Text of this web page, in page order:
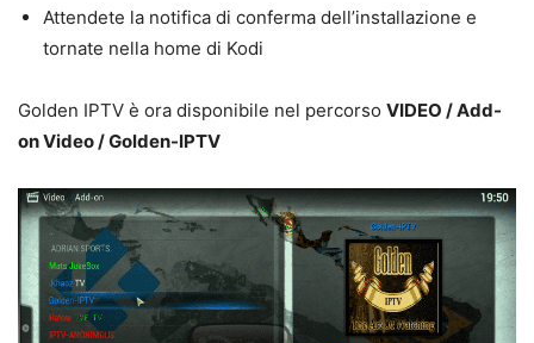
Attendete la notifica di conferma dell’installazione e
tornate nella home di Kodi
Golden IPTV è ora disponibile nel percorso VIDEO / Add-
on Video / Golden-IPTV